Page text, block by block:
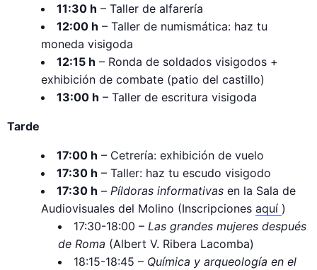
11:30 h – Taller de alfarería
12:00 h – Taller de numismática: haz tu
moneda visigoda
12:15 h – Ronda de soldados visigodos +
exhibición de combate (patio del castillo)
13:00 h – Taller de escritura visigoda
Tarde
17:00 h – Cetrería: exhibición de vuelo
17:30 h – Taller: haz tu escudo visigodo
17:30 h – Píldoras informativas en la Sala de
Audiovisuales del Molino (Inscripciones aquí )
17:30-18:00 – Las grandes mujeres después
de Roma (Albert V. Ribera Lacomba)
18:15-18:45 – Química y arqueología en el